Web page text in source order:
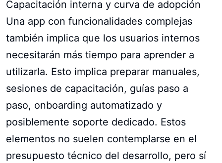
Capacitación interna y curva de adopción
Una app con funcionalidades complejas
también implica que los usuarios internos
necesitarán más tiempo para aprender a
utilizarla. Esto implica preparar manuales,
sesiones de capacitación, guías paso a
paso, onboarding automatizado y
posiblemente soporte dedicado. Estos
elementos no suelen contemplarse en el
presupuesto técnico del desarrollo, pero sí